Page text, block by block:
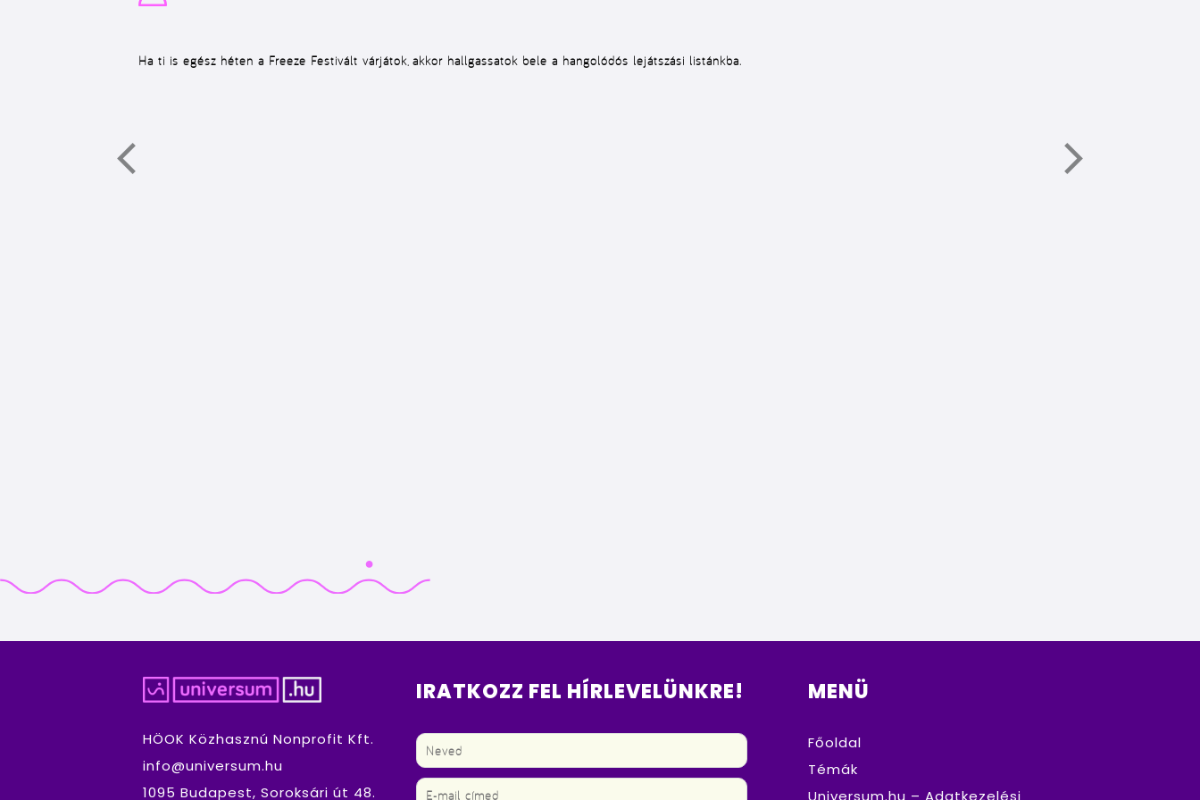
Ha ti is egész héten a Freeze Festivált várjátok, akkor hallgassatok bele a hangolódós lejátszási listánkba.
HÖOK Közhasznú Nonprofit Kft.
info@universum.hu
1095 Budapest, Soroksári út 48.
IRATKOZZ FEL HÍRLEVELÜNKRE! MENÜ
Főoldal
Témák
Universum.hu – Adatkezelési